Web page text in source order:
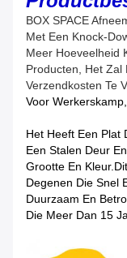
BOX SPACE
Met Een Knock-
Meer Hoeveelheid
Producten, Het Zal
Verzendkosten Te
Voor
Het Heeft Een Plat
Een Stalen Deur
Grootte En
Degenen Die Snel
Duurzaam En
Die Meer Dan 15